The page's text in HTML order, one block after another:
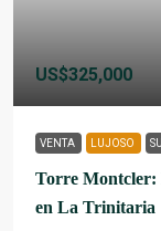
US$325,000
VENTA LUJOSO
Torre Montcler:
en La Trinitaria